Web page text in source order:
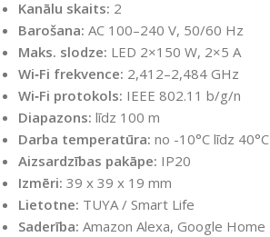
Kanālu skaits: 2
Barošana: AC 100–240 V, 50/60 Hz
Maks. slodze: LED 2×150 W, 2×5 A
Wi‑Fi frekvence: 2,412–2,484 GHz
Wi‑Fi protokols: IEEE 802.11 b/g/n
Diapazons: līdz 100 m
Darba temperatūra: no -10°C līdz 40°C
Aizsardzības pakāpe: IP20
Izmēri: 39 x 39 x 19 mm
Lietotne: TUYA / Smart Life
Saderība: Amazon Alexa, Google Home